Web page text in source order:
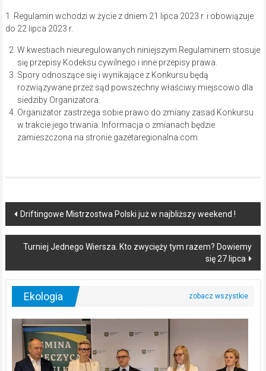
1. Regulamin wchodzi w życie z dniem 21 lipca 2023 r. i obowiązuje
do 22 lipca 2023 r.
W kwestiach nieuregulowanych niniejszym Regulaminem stosuje
się przepisy Kodeksu cywilnego i inne przepisy prawa.
Spory odnoszące się i wynikające z Konkursu będą
rozwiązywane przez sąd powszechny właściwy miejscowo dla
siedziby Organizatora.
Organizator zastrzega sobie prawo do zmiany zasad Konkursu
w trakcie jego trwania. Informacja o zmianach będzie
zamieszczona na stronie gazetaregionalna.com.
Post
navigation
Driftingowe Mistrzostwa Polski już w najbliższy weekend !
Turniej Jednego Wiersza. Kto zwycięży tym razem? Dowiemy
się 27 lipca
Ekologia